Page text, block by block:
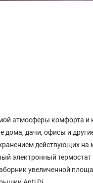
атмосферы комфорта
дома, дачи, офисы и
действующих на
электронный
увеличенной